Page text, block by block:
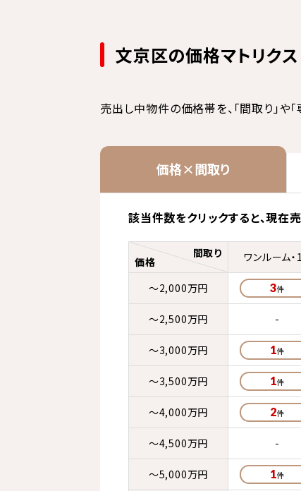
文京区の価格マトリクス
売出し中物件の価格帯を、「間取り」や
価格×間取り
該当件数をクリックすると、現在
価格
間取り ワンルーム・
～2,000万円 3
～2,500万円 -
～3,000万円 1
～3,500万円 1
～4,000万円 2
～4,500万円 -
～5,000万円 1